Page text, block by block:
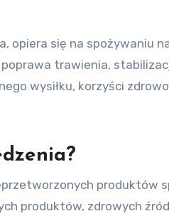
się na spożywaniu
trawienia,
wysiłku, korzyści
produktów, zdrowych